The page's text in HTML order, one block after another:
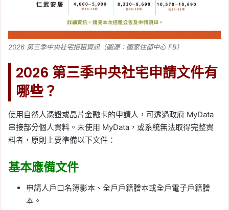
2026 第三季中央社宅招租資訊（圖源：國家住都中心 FB）
2026 第三季中央社宅申請文件有
哪些？
使用自然人憑證或晶片金融卡的申請人，可透過政府 MyData
串接部分個人資料。未使用 MyData，或系統無法取得完整資
料者，原則上要準備以下文件：
基本應備文件
申請人戶口名簿影本、全戶戶籍謄本或全戶電子戶籍謄
本。